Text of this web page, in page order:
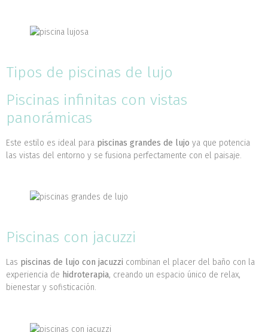
Tipos de piscinas de lujo
Piscinas infinitas con vistas
panorámicas
Este estilo es ideal para piscinas grandes de lujo ya que potencia
las vistas del entorno y se fusiona perfectamente con el paisaje.
Piscinas con jacuzzi
Las piscinas de lujo con jacuzzi combinan el placer del baño con la
experiencia de hidroterapia, creando un espacio único de relax,
bienestar y sofisticación.